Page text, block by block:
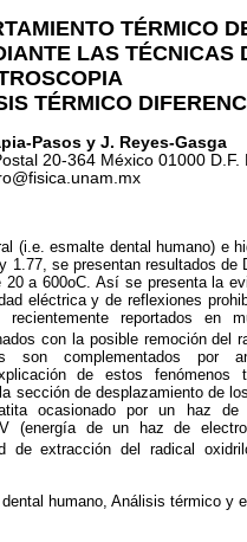
TÉRMICO
LAS TÉCNICAS
TÉRMICO
Pasos y J. Reyes-Gasga
20-364 México 01000 D.F.
(i.e. esmalte dental humano) e
1.77, se presentan resultados de
a 600oC. Así se presenta la
eléctrica y de reflexiones
reportados en
con la posible remoción del
son complementados por
de estos fenómenos
sección de desplazamiento de
ocasionado por un haz de
(energía de un haz de
de extracción del radical
humano, Análisis térmico y